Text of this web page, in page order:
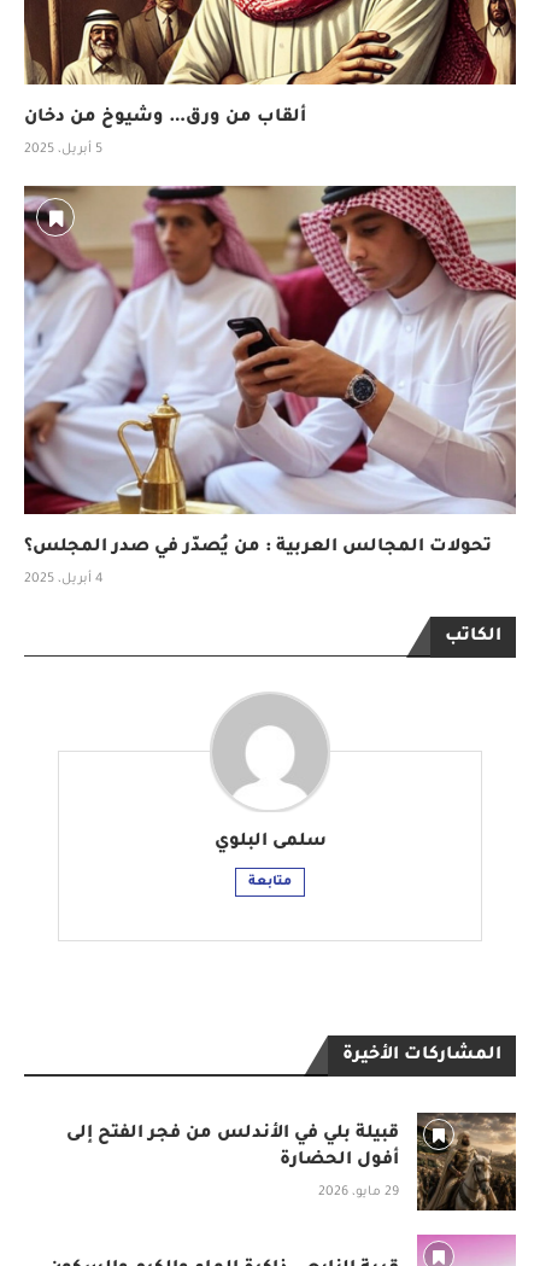
ألقاب من ورق… وشيوخ من دخان
5 أبريل، 2025
تحولات المجالس العربية : من يُصدّر في صدر المجلس؟
4 أبريل، 2025
الكاتب
سلمى البلوي
متابعة
المشاركات الأخيرة
قبيلة بلي في الأندلس من فجر الفتح إلى
أفول الحضارة
29 مايو، 2026